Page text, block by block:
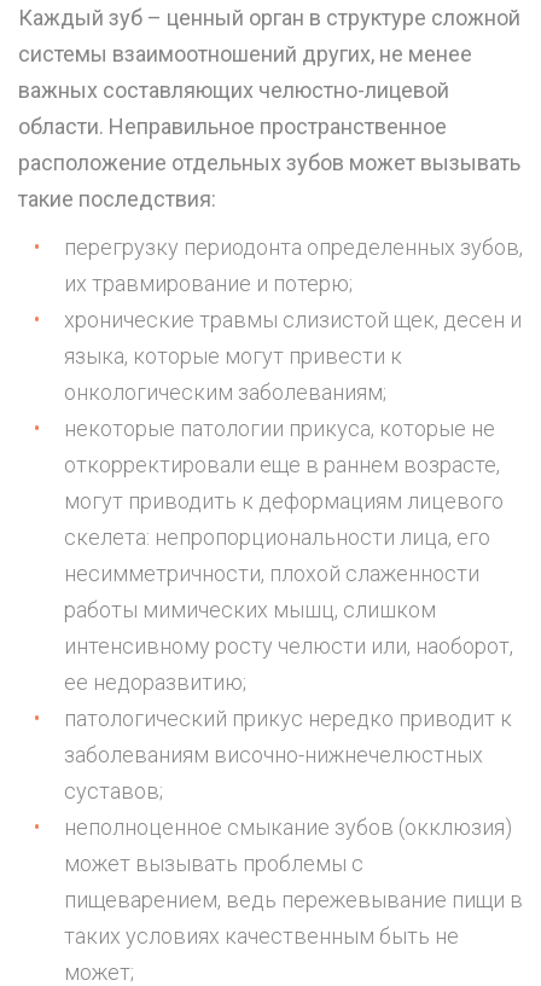
Каждый зуб – ценный орган в структуре сложной
системы взаимоотношений других, не менее
важных составляющих челюстно-лицевой
области. Неправильное пространственное
расположение отдельных зубов может вызывать
такие последствия:
перегрузку периодонта определенных зубов,
их травмирование и потерю;
хронические травмы слизистой щек, десен и
языка, которые могут привести к
онкологическим заболеваниям;
некоторые патологии прикуса, которые не
откорректировали еще в раннем возрасте,
могут приводить к деформациям лицевого
скелета: непропорциональности лица, его
несимметричности, плохой слаженности
работы мимических мышц, слишком
интенсивному росту челюсти или, наоборот,
ее недоразвитию;
патологический прикус нередко приводит к
заболеваниям височно-нижнечелюстных
суставов;
неполноценное смыкание зубов (окклюзия)
может вызывать проблемы с
пищеварением, ведь пережевывание пищи в
таких условиях качественным быть не
может;